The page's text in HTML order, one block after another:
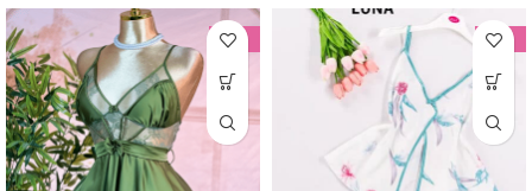
-38%
-38%